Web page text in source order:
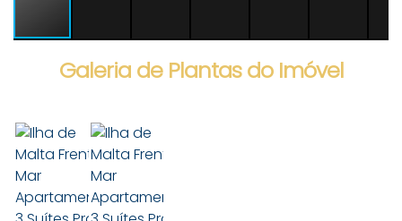
Galeria de Plantas do Imóvel